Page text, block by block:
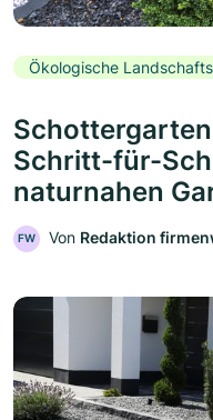
Ökologische
Schritt-für-
naturnahen
FW Von Redaktion